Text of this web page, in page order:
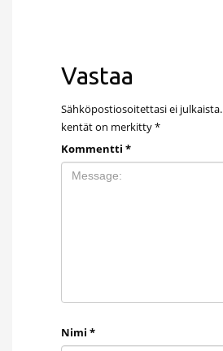
Vastaa
Sähköpostiosoitettasi ei julkaista.
kentät on merkitty*
Kommentti *
Nimi *